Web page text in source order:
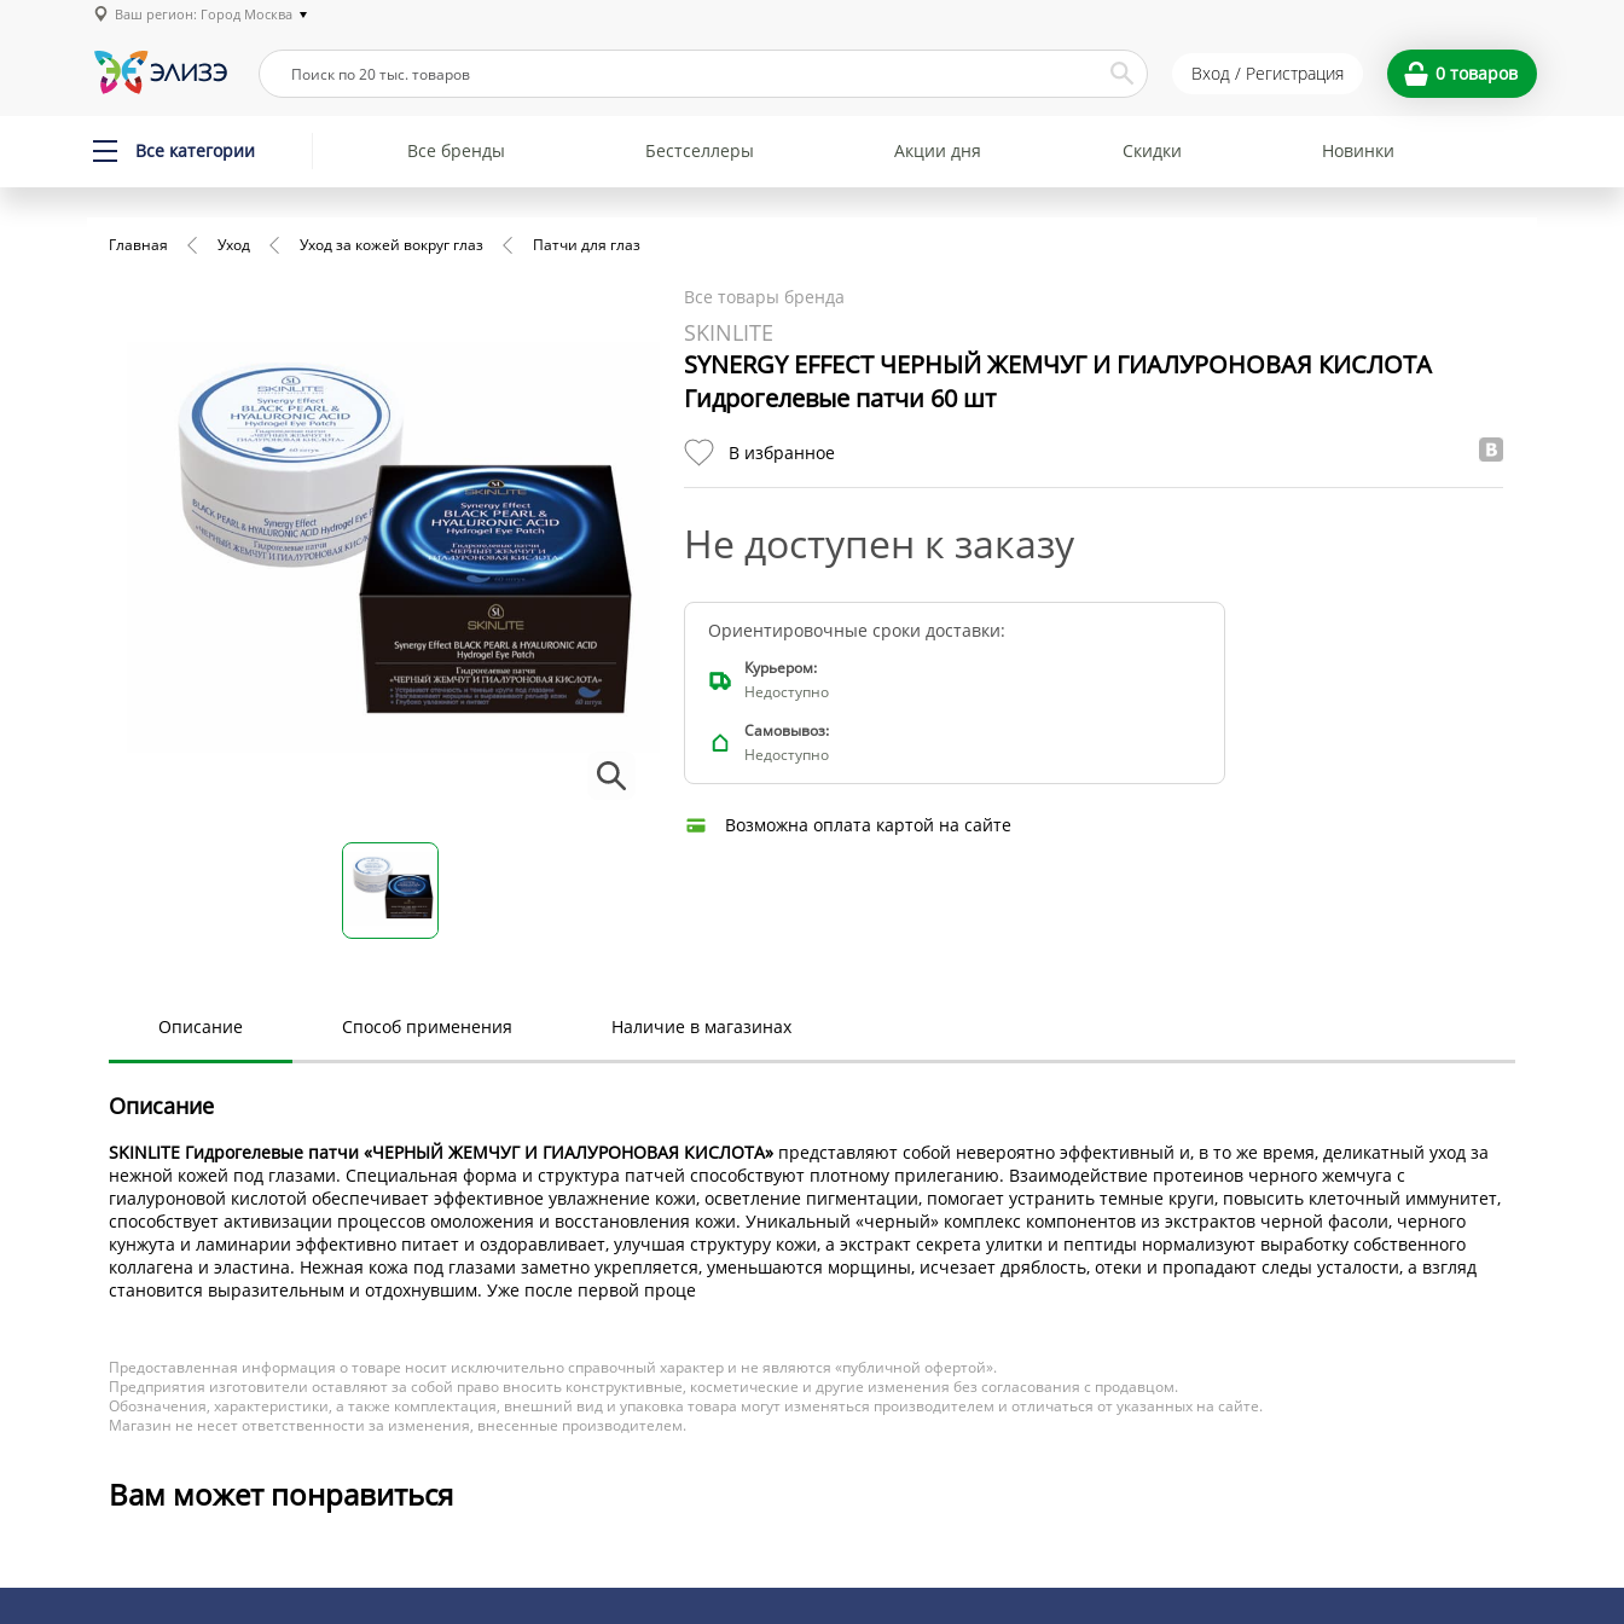
Ваш регион: Город Москва
Вход / Регистрация 0 товаров
Все категории Все бренды Бестселлеры Акции дня Скидки Новинки
Главная Уход Уход за кожей вокруг глаз Патчи для глаз
Все товары бренда
SKINLITE
SYNERGY EFFECT ЧЕРНЫЙ ЖЕМЧУГ И ГИАЛУРОНОВАЯ КИСЛОТА
Гидрогелевые патчи 60 шт
В избранное
Не доступен к заказу
Ориентировочные сроки доставки:
Курьером:
Недоступно
Самовывоз:
Недоступно
Возможна оплата картой на сайте
Описание Способ применения Наличие в магазинах
Описание
SKINLITE Гидрогелевые патчи «ЧЕРНЫЙ ЖЕМЧУГ И ГИАЛУРОНОВАЯ КИСЛОТА» представляют собой невероятно эффективный и, в то же время, деликатный уход за
нежной кожей под глазами. Специальная форма и структура патчей способствуют плотному прилеганию. Взаимодействие протеинов черного жемчуга с
гиалуроновой кислотой обеспечивает эффективное увлажнение кожи, осветление пигментации, помогает устранить темные круги, повысить клеточный иммунитет,
способствует активизации процессов омоложения и восстановления кожи. Уникальный «черный» комплекс компонентов из экстрактов черной фасоли, черного
кунжута и ламинарии эффективно питает и оздоравливает, улучшая структуру кожи, а экстракт секрета улитки и пептиды нормализуют выработку собственного
коллагена и эластина. Нежная кожа под глазами заметно укрепляется, уменьшаются морщины, исчезает дряблость, отеки и пропадают следы усталости, а взгляд
становится выразительным и отдохнувшим. Уже после первой проце
Предоставленная информация о товаре носит исключительно справочный характер и не являются «публичной офертой».
Предприятия изготовители оставляют за собой право вносить конструктивные, косметические и другие изменения без согласования с продавцом.
Обозначения, характеристики, а также комплектация, внешний вид и упаковка товара могут изменяться производителем и отличаться от указанных на сайте.
Магазин не несет ответственности за изменения, внесенные производителем.
Вам может понравиться